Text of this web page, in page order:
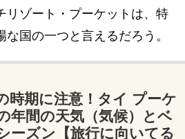
リゾート・プーケットは、特
国の一つと言えるだろう。
時期に注意！タイ プーケ
年間の天気（気候）とベ
ーズン【旅行に向いてる